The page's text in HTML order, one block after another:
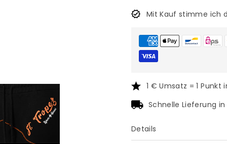
Mit Kauf stimme ich
1 € Umsatz = 1 Punkt
Schnelle Lieferung
Details